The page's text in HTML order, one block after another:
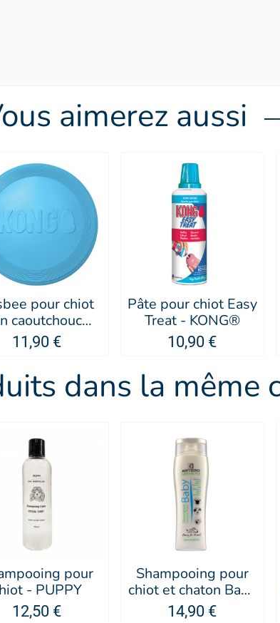
aimerez aussi
pour chiot
caoutchouc
Puppy -
KONG®
11,90 €
Pâte pour chiot Easy
Treat - KONG®
10,90 €
dans la même
pour
- PUPPY
12,50 €
Shampooing pour
chiot et chaton Baby
- Artero
14,90 €